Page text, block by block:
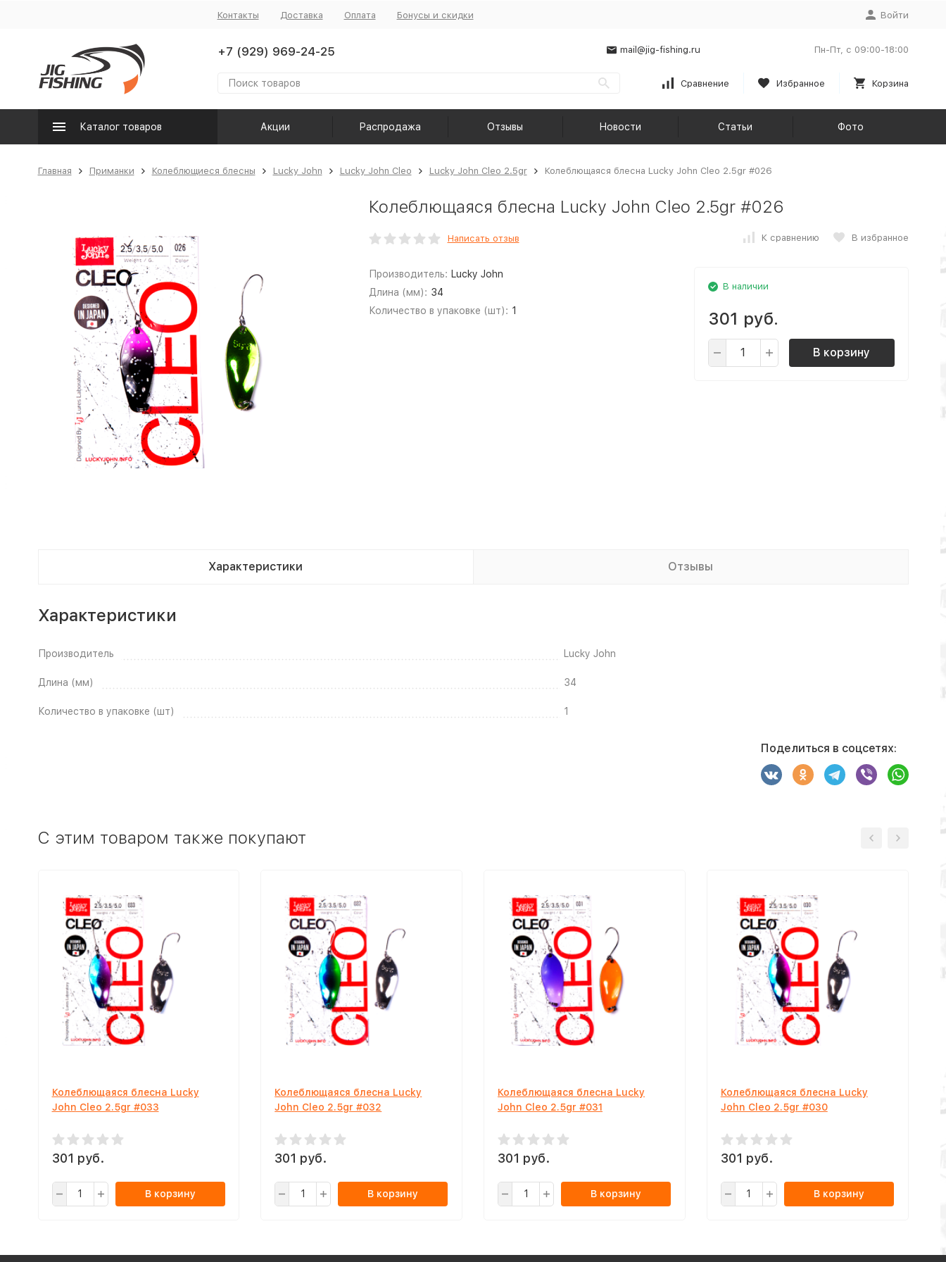
Контакты Доставка Оплата Бонусы и скидки Войти
+7 (929) 969-24-25 mail@jig-fishing.ru Пн-Пт, с 09:00-18:00
Сравнение Избранное Корзина
Каталог товаров Акции Распродажа Отзывы Новости Статьи Фото
Главная Приманки Колеблющиеся блесны Lucky John Lucky John Cleo Lucky John Cleo 2.5gr Колеблющаяся блесна Lucky John Cleo 2.5gr #026
Колеблющаяся блесна Lucky John Cleo 2.5gr #026
Написать отзыв К сравнению В избранное
Производитель: Lucky John
Длина (мм): 34
Количество в упаковке (шт): 1
В наличии
301 руб.
В корзину
Характеристики Отзывы
Характеристики
Производитель Lucky John
Длина (мм) 34
Количество в упаковке (шт) 1
Поделиться в соцсетях:
C этим товаром также покупают
Колеблющаяся блесна Lucky
John Cleo 2.5gr #033
301 руб.
В корзину
Колеблющаяся блесна Lucky
John Cleo 2.5gr #032
301 руб.
В корзину
Колеблющаяся блесна Lucky
John Cleo 2.5gr #031
301 руб.
В корзину
Колеблющаяся блесна Lucky
John Cleo 2.5gr #030
301 руб.
В корзину